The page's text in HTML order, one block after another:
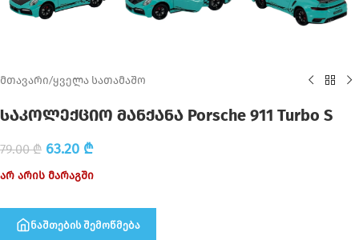
მთავარი/ყველა სათამაშო
საკოლექციო მანქანა Porsche 911 Turbo S
79.00₾ 63.20 ₾
არ არის მარაგში
ნაშთების შემოწმება